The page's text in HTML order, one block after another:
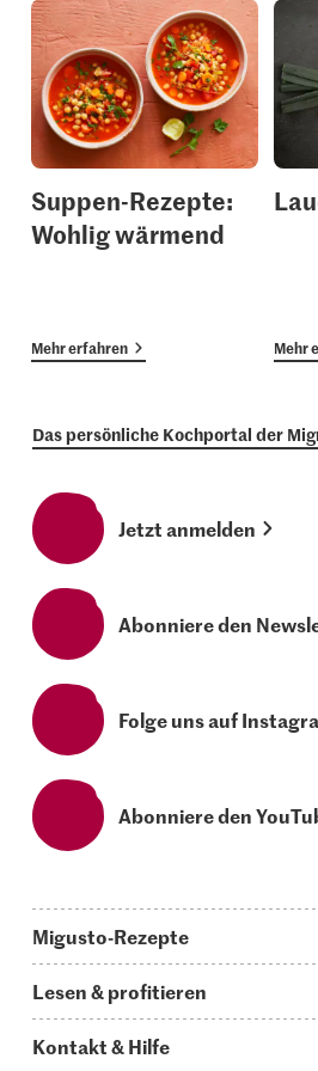
Suppen-Rezepte:
Wohlig wärmend
Mehr erfahren Mehr
Das persönliche Kochportal der
Jetzt anmelden
Abonniere den
Folge uns auf
Abonniere den
Migusto-Rezepte
Was koche ich heute?
Lesen & profitieren
Kontakt & Hilfe